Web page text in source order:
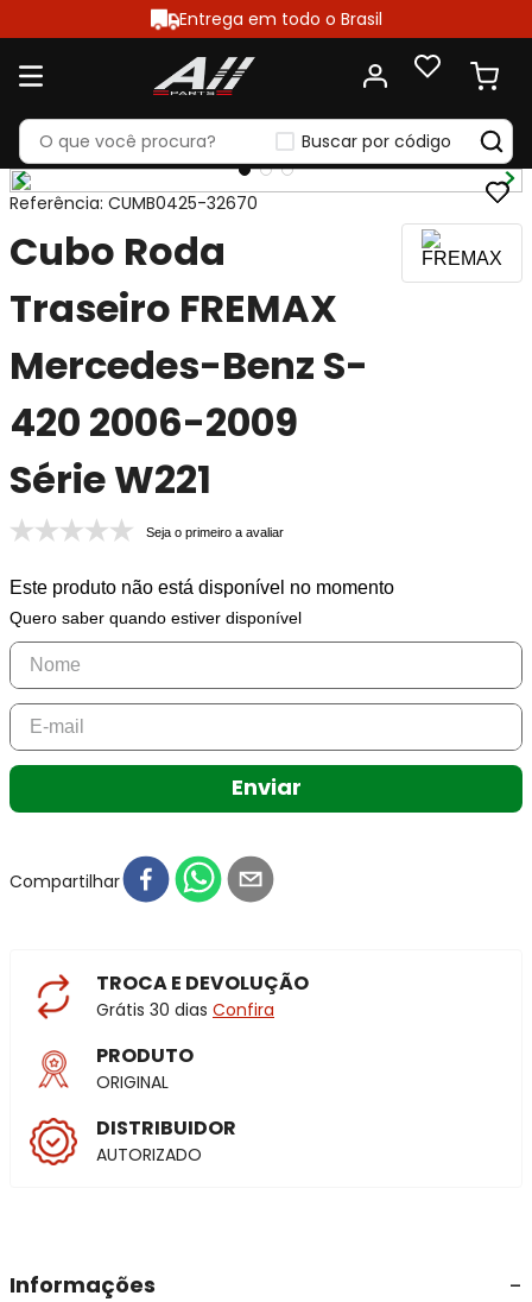
Entrega em todo o Brasil
Buscar por código
Referência: CUMB0425-32670
Cubo Roda
Traseiro FREMAX
Mercedes-Benz S-
420 2006-2009
Série W221
Seja o primeiro a avaliar
Este produto não está disponível no momento
Quero saber quando estiver disponível
Enviar
Compartilhar
TROCA E DEVOLUÇÃO
Grátis 30 dias Confira
PRODUTO
ORIGINAL
DISTRIBUIDOR
AUTORIZADO
Informações